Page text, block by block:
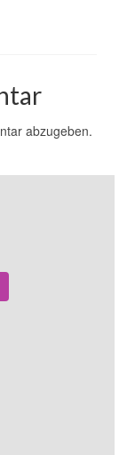
abzugeben.